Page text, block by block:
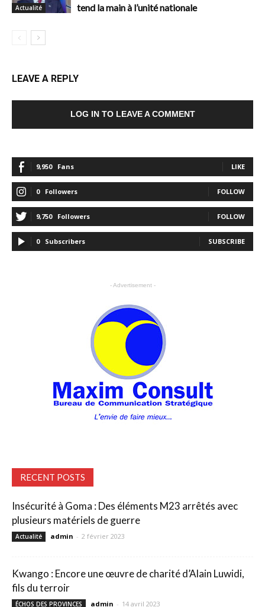
Actualité
tend la main à l’unité nationale
LEAVE A REPLY
LOG IN TO LEAVE A COMMENT
9,950 Fans LIKE
0 Followers FOLLOW
9,750 Followers FOLLOW
0 Subscribers SUBSCRIBE
- Advertisement -
RECENT POSTS
Insécurité à Goma : Des éléments M23 arrêtés avec
plusieurs matériels de guerre
Actualité admin - 2 février 2023
Kwango : Encore une œuvre de charité d’Alain Luwidi,
fils du terroir
ÉCHOS DES PROVINCES admin - 14 avril 2023